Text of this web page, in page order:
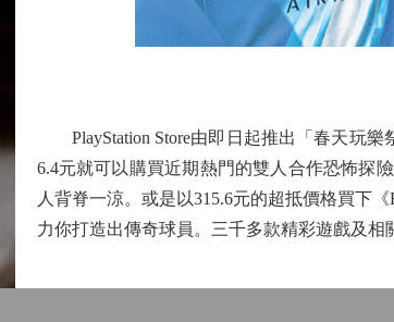
PlayStation Store由即日起推出「春天玩樂
6.4元就可以購買近期熱門的雙人合作恐怖探
人背脊一涼。或是以315.6元的超抵價格買下
力你打造出傳奇球員。三千多款精彩遊戲及相